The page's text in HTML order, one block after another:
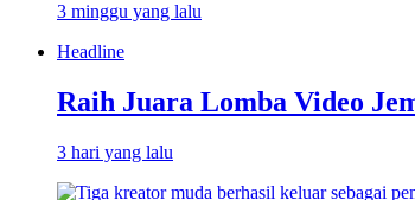
3 minggu yang lalu
Headline
Raih Juara Lomba Video
3 hari yang lalu